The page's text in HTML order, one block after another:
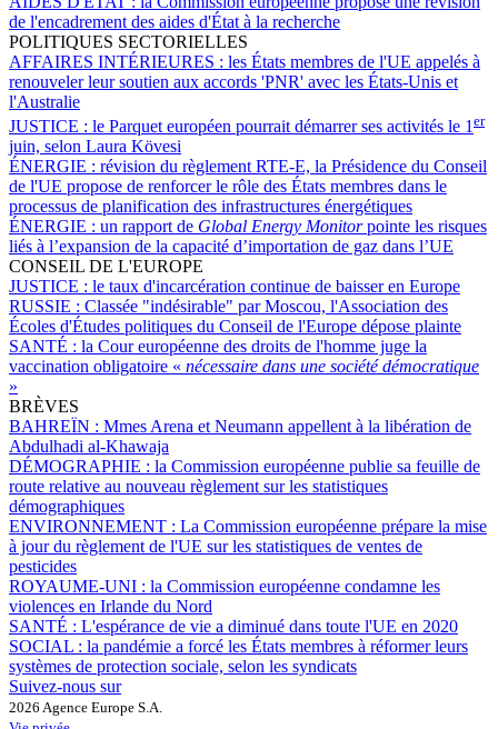
de l'encadrement des aides d'État à la recherche
POLITIQUES SECTORIELLES
AFFAIRES INTÉRIEURES : les États membres de l'UE appelés à
renouveler leur soutien aux accords 'PNR' avec les États-Unis et
l'Australie
JUSTICE : le Parquet européen pourrait démarrer ses activités le 1 er
juin, selon Laura Kövesi
ÉNERGIE : révision du règlement RTE-E, la Présidence du Conseil
de l'UE propose de renforcer le rôle des États membres dans le
processus de planification des infrastructures énergétiques
ÉNERGIE : un rapport de Global Energy Monitorpointe les risques
liés à l’expansion de la capacité d’importation de gaz dans l’UE
CONSEIL DE L'EUROPE
JUSTICE : le taux d'incarcération continue de baisser en Europe
RUSSIE : Classée "indésirable" par Moscou, l'Association des
Écoles d'Études politiques du Conseil de l'Europe dépose plainte
SANTÉ : la Cour européenne des droits de l'homme juge la
vaccination obligatoire « nécessaire dans une société démocratique
»
BRÈVES
BAHREÏN : Mmes Arena et Neumann appellent à la libération de
Abdulhadi al-Khawaja
DÉMOGRAPHIE : la Commission européenne publie sa feuille de
route relative au nouveau règlement sur les statistiques
démographiques
ENVIRONNEMENT : La Commission européenne prépare la mise
à jour du règlement de l'UE sur les statistiques de ventes de
pesticides
ROYAUME-UNI : la Commission européenne condamne les
violences en Irlande du Nord
SANTÉ : L'espérance de vie a diminué dans toute l'UE en 2020
SOCIAL : la pandémie a forcé les États membres à réformer leurs
systèmes de protection sociale, selon les syndicats
Suivez-nous sur
2026 Agence Europe S.A.